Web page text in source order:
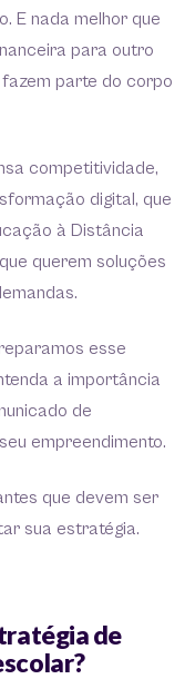
E nada melhor que
para outro
parte do corpo
competitividade,
digital, que
à Distância
querem soluções
esse
a importância
de
empreendimento.
que devem ser
sua estratégia.
de